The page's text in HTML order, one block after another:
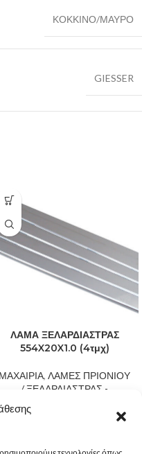
ΚΟΚΚΙΝΟ/ΜΑΥΡΟ
GIESSER
ΛΑΜΑ ΞΕΛΑΡΔΙΑΣΤΡΑΣ
554X20X1.0 (4τμχ)
ΜΑΧΑΙΡΙΑ, ΛΑΜΕΣ ΠΡΙΟΝΙΟΥ
/ ΞΕΛΑΡΔΙΑΣΤΡΑΣ -
Λάμα ξελαρδιάστρας Solingen
Ανθεκτική ανοξείδωτη κατασκευή